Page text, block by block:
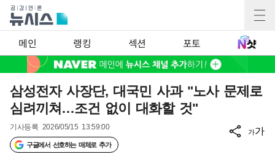
메인 랭킹 섹션 포토
삼성전자 사장단, 대국민 사과 "노사 문제로
심려끼쳐…조건 없이 대화할 것"
기사등록 2026/05/15 13:59:00
구글에서 선호하는 매체로 추가
가가